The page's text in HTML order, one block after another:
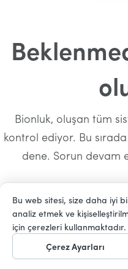
Bionluk, oluşan tüm
kontrol ediyor. Bu
dene. Sorun devam
Ana
Bu web sitesi, size daha iyi
analiz etmek ve
için çerezleri kullanmaktadır.
Çerez Ayarları